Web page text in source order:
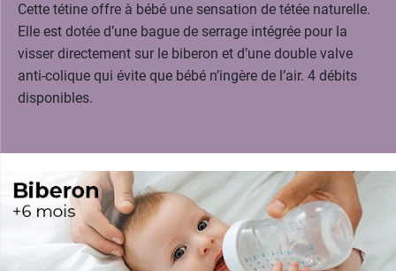
Cette tétine offre à bébé une sensation de tétée naturelle.
Elle est dotée d’une bague de serrage intégrée pour la
visser directement sur le biberon et d’une double valve
anti-colique qui évite que bébé n’ingère de l’air. 4 débits
disponibles.